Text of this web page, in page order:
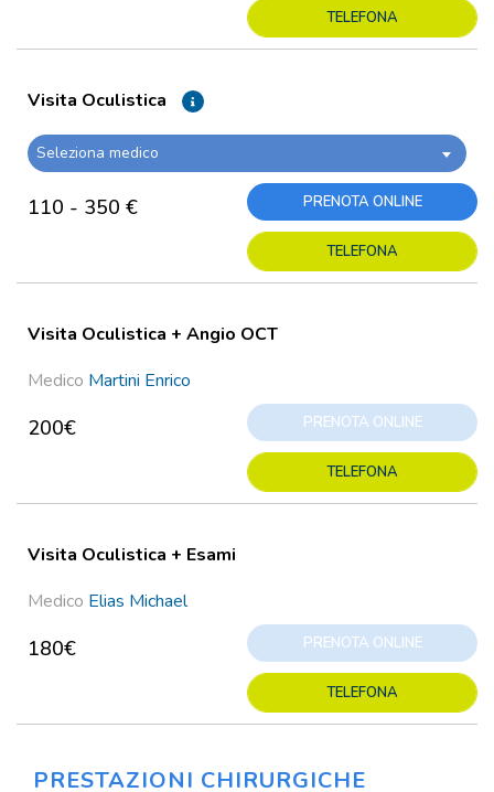
TELEFONA
Visita Oculistica
Seleziona medico
110 - 350 € PRENOTA ONLINE
TELEFONA
Visita Oculistica + Angio OCT
Medico Martini Enrico
200€ PRENOTA ONLINE
TELEFONA
Visita Oculistica + Esami
Medico Elias Michael
180€ PRENOTA ONLINE
TELEFONA
PRESTAZIONI CHIRURGICHE